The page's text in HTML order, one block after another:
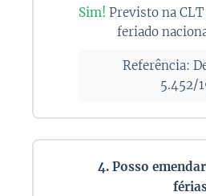
Sim! Previsto na
feriado
🔍 Referência:
5.452/
4. Posso